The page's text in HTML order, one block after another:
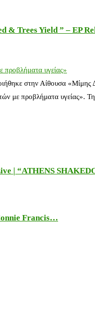
& Trees Yield ” – EP
προβλήματα υγείας»
στην Αίθουσα
με προβλήματα υγείας».
| “ATHENS
Francis…